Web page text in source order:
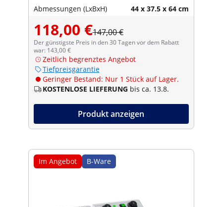
Abmessungen (LxBxH) 44 x 37.5 x 64 cm
118,00 €147,00 €
Der günstigste Preis in den 30 Tagen vor dem Rabatt
war: 143,00 €
Zeitlich begrenztes Angebot
Tiefpreisgarantie
Geringer Bestand: Nur 1 Stück auf Lager.
KOSTENLOSE LIEFERUNG bis ca. 13.8.
Produkt anzeigen
Im Angebot B-Ware